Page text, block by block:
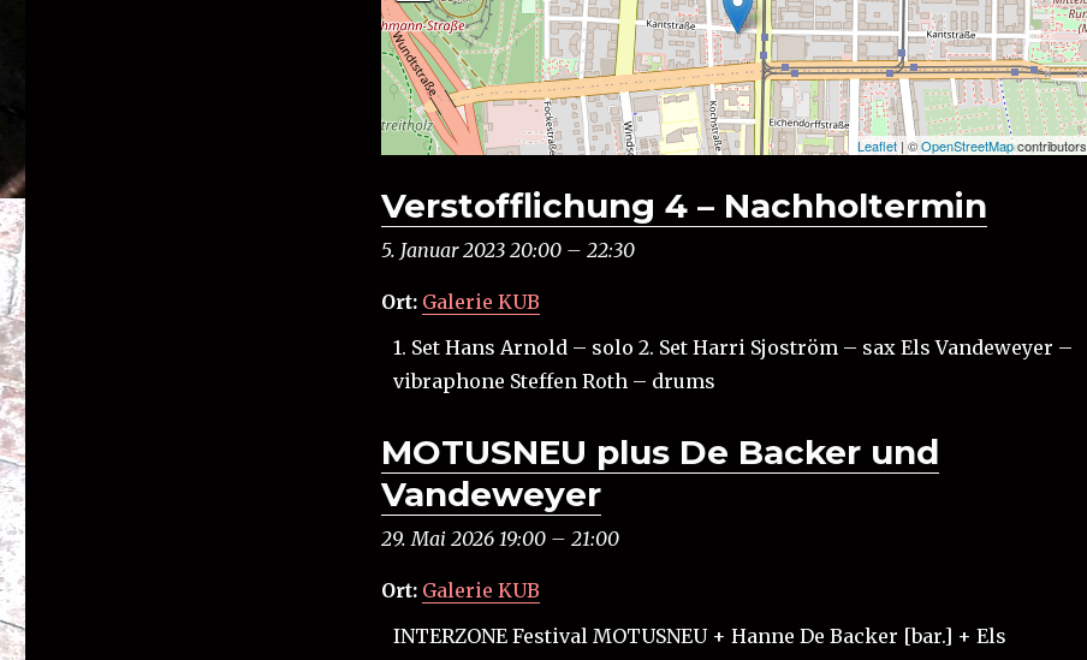
Leaflet| ©OpenStreetMapcontributors
Verstofflichung 4 – Nachholtermin
5. Januar 2023 20:00– 22:30
Ort: Galerie KUB
1. Set Hans Arnold – solo 2. Set Harri Sjoström – sax Els Vandeweyer –
vibraphone Steffen Roth – drums
MOTUSNEU plus De Backer und
Vandeweyer
29. Mai 2026 19:00– 21:00
Ort: Galerie KUB
INTERZONE Festival MOTUSNEU + Hanne De Backer [bar.] + Els